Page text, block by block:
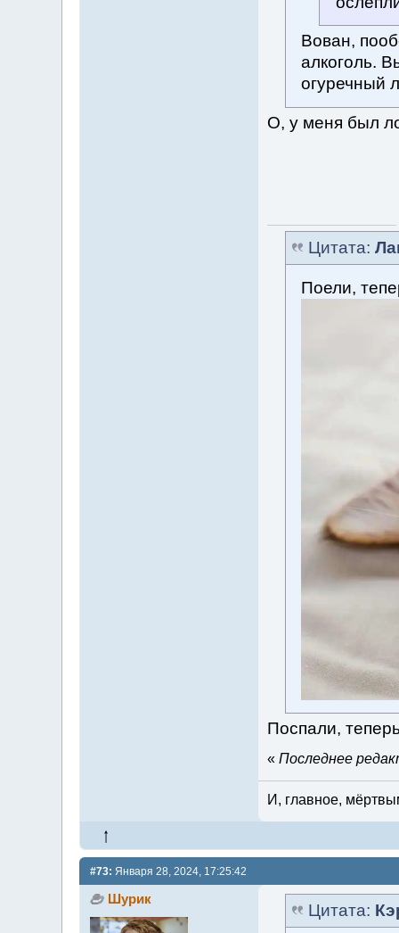
Вован,
алкоголь.
огуречный
О, у меня был
Цитата:
Поели,
Поспали,
« Последнее
И, главное,
#73: Января 28, 2024, 17:25:42
Шурик
Цитата: